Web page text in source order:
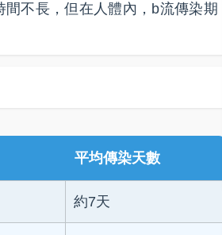
不長，但在人體內，b流傳染期
平均傳染天數
約7天